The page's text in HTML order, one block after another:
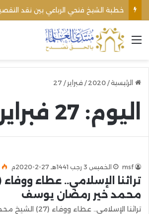
القائمة
الرئيسية/
2020
/ فبراير /
27
اليوم: 27 فبراير، 2020
msf الخميس 3 رجب 1441هـ 27-2-2020م
محمد خير رمضان يوسف
تراثنا الإسلامي..